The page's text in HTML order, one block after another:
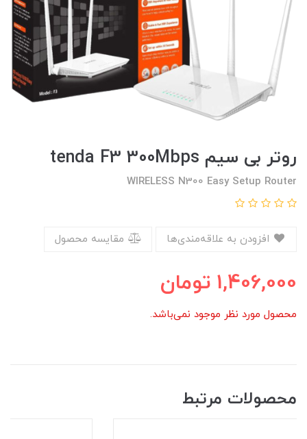
روتر بی سیم tenda F3 300Mbps
WIRELESS N300 Easy Setup Router
مقایسه محصول
1,406,000 تومان
محصول مورد نظر موجود نمی‌باشد.
محصولات مرتبط